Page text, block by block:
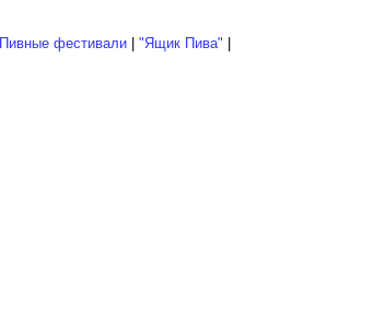
Пивные фестивали| "Ящик Пива"